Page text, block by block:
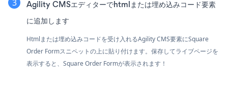
Agility CMSエディターでhtmlまたは埋め込みコード要素
に追加します
Htmlまたは埋め込みコードを受け入れるAgility CMS要素にSquare
Order Formスニペットの上に貼り付けます。保存してライブページを
表示すると、Square Order Formが表示されます！